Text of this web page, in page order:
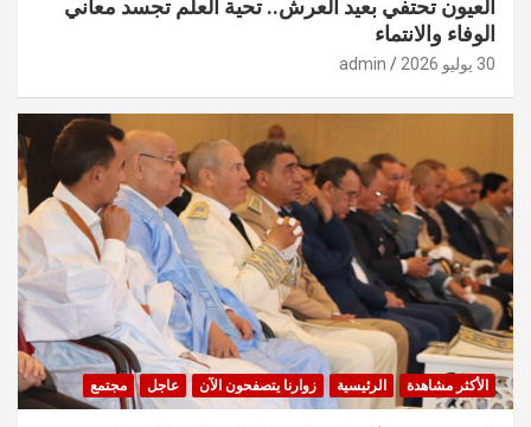
العيون تحتفي بعيد العرش.. تحية العلم تجسد معاني
الوفاء والانتماء
30 يوليو 2026 admin
الأكثر مشاهدة الرئيسية زوارنا يتصفحون الآن عاجل مجتمع